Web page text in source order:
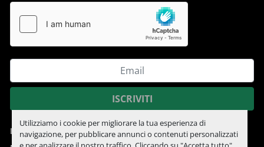
Utilizziamo i cookie per migliorare la tua esperienza di
navigazione, per pubblicare annunci o contenuti personalizzati
ISCRIVITI
Informativa sulla privacy